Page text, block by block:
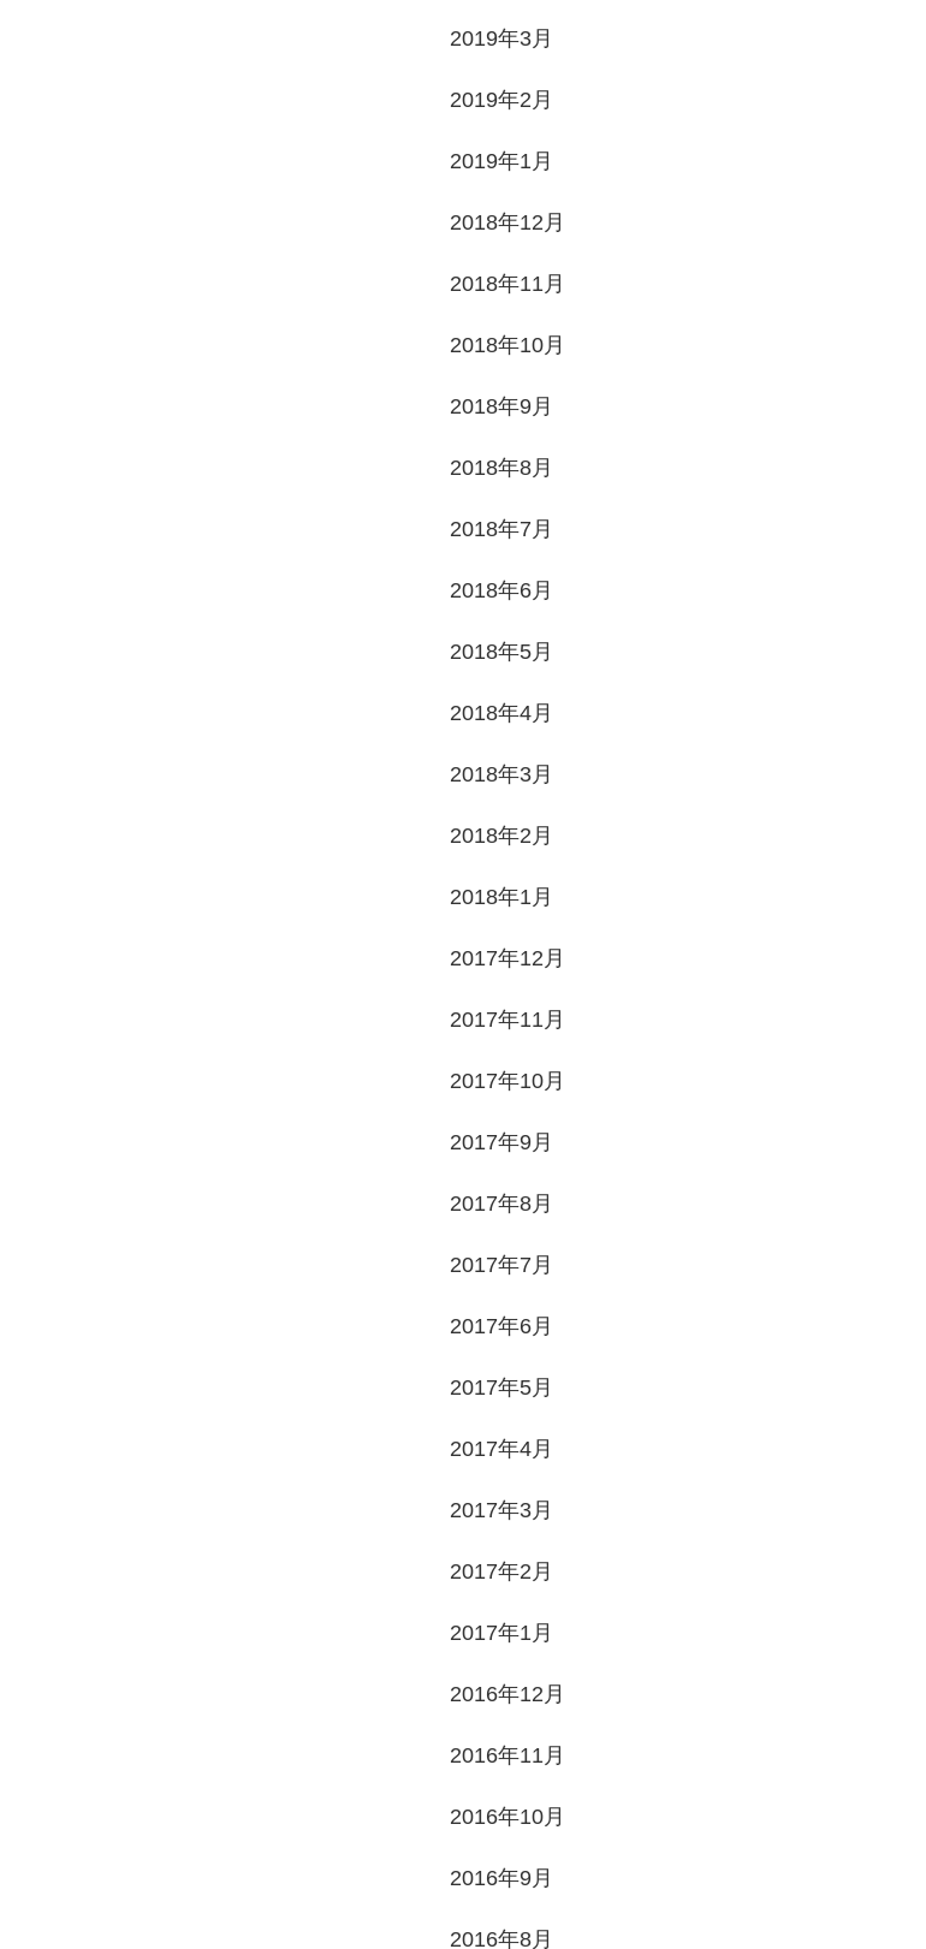
2019年3月
2019年2月
2019年1月
2018年12月
2018年11月
2018年10月
2018年9月
2018年8月
2018年7月
2018年6月
2018年5月
2018年4月
2018年3月
2018年2月
2018年1月
2017年12月
2017年11月
2017年10月
2017年9月
2017年8月
2017年7月
2017年6月
2017年5月
2017年4月
2017年3月
2017年2月
2017年1月
2016年12月
2016年11月
2016年10月
2016年9月
2016年8月